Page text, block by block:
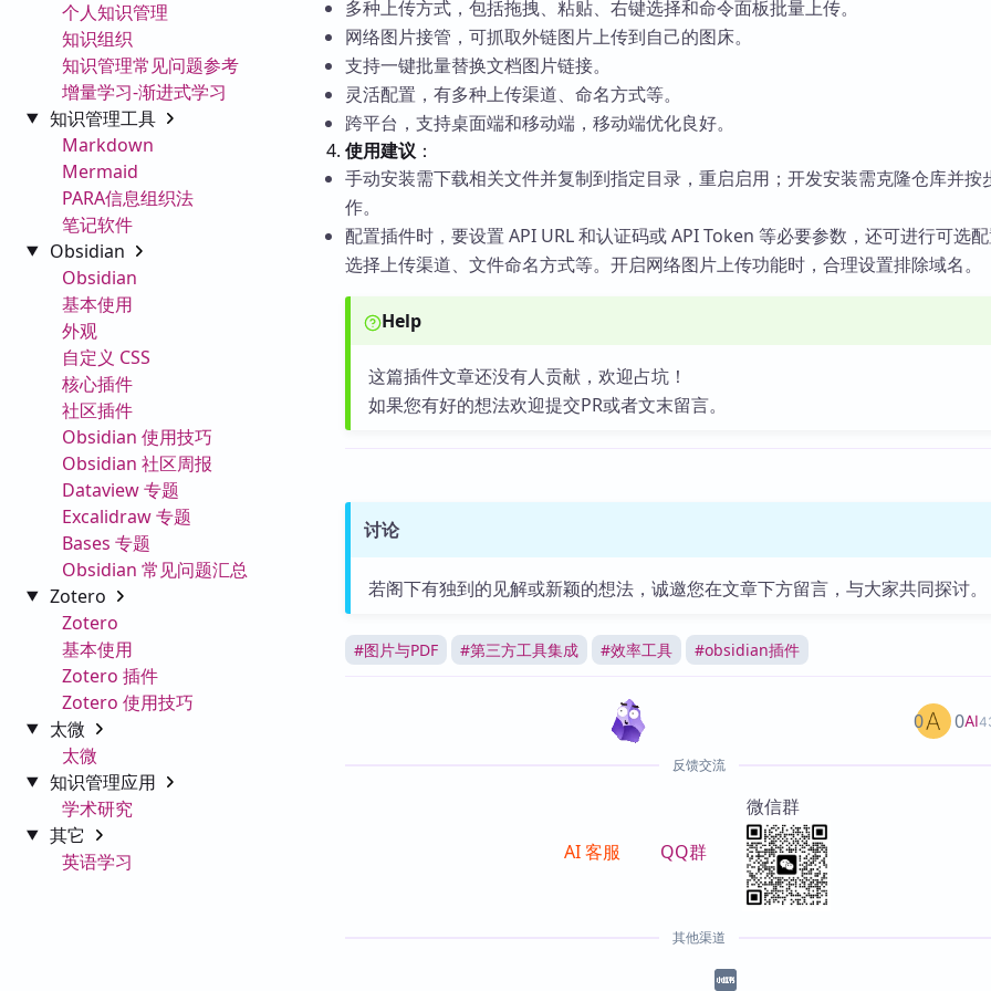
个人知识管理
知识组织
知识管理常见问题参考
增量学习-渐进式学习
知识管理工具
Markdown
Mermaid
PARA信息组织法
笔记软件
Obsidian
Obsidian
基本使用
外观
自定义 CSS
核心插件
社区插件
Obsidian 使用技巧
Obsidian 社区周报
Dataview 专题
Excalidraw 专题
Bases 专题
Obsidian 常见问题汇总
Zotero
Zotero
基本使用
Zotero 插件
Zotero 使用技巧
太微
太微
知识管理应用
学术研究
其它
英语学习
多种上传方式，包括拖拽、粘贴、右键选择和命令面板批量上传。
网络图片接管，可抓取外链图片上传到自己的图床。
支持一键批量替换文档图片链接。
灵活配置，有多种上传渠道、命名方式等。
跨平台，支持桌面端和移动端，移动端优化良好。
使用建议 ：
手动安装需下载相关文件并复制到指定目录，重启启用；开发安装需克隆仓库并按
作。
配置插件时，要设置 API URL 和认证码或 API Token 等必要参数，还可进行可选
选择上传渠道、文件命名方式等。开启网络图片上传功能时，合理设置排除域名。
Help
这篇插件文章还没有人贡献，欢迎占坑！
如果您有好的想法欢迎提交PR或者文末留言。
讨论
若阁下有独到的见解或新颖的想法，诚邀您在文章下方留言，与大家共同探讨。
#图片与PDF #第三方工具集成 #效率工具 #obsidian插件
AI
0 0
反馈交流
AI 客服 QQ群
微信群
其他渠道